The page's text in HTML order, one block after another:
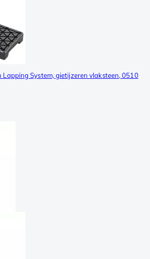
Lapping System, gietijzeren vlaksteen, 0510